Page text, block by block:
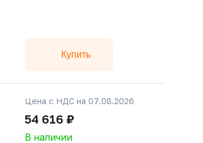
Купить
Цена с НДС на 07.08.2026
54 616 ₽
В наличии